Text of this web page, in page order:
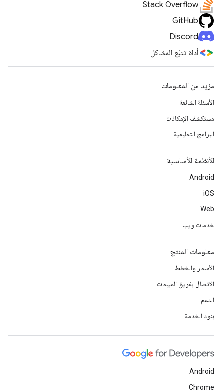
Stack Overflow
GitHub
Discord
أداة تتبّع المشاكل
مزيد من المعلومات
الأسئلة الشائعة
مستكشف الإمكانات
البرامج التعليمية
الأنظمة الأساسية
Android
iOS
Web
خدمات ويب
معلومات المنتج
الأسعار والخطط
الاتصال بفريق المبيعات
الدعم
بنود الخدمة
Android
Chrome